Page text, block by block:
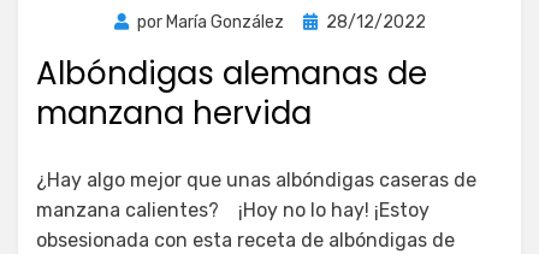
por María González
Publicada
28/12/2022
Albóndigas alemanas de
manzana hervida
¿Hay algo mejor que unas albóndigas caseras de
manzana calientes? ¡Hoy no lo hay! ¡Estoy
obsesionada con esta receta de albóndigas de